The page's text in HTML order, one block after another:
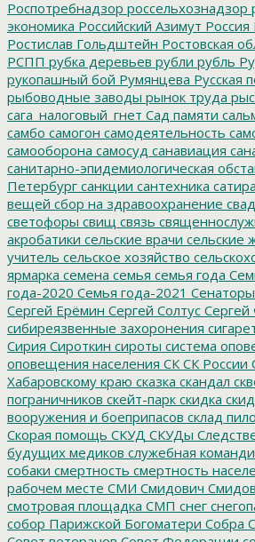
Роспотребнадзор россельхознадзор
экономика Российский Азимут Россия
Ростислав Гольдштейн Ростовская
РСПП рубка деревьев рубли рубль
рукопашный бой Румянцева Русская
рыбоводные заводы рынок труда
сага_налоговый_гнет Сад памяти
самбо самогон самодеятельность
самооборона самосуд санавиация
санитарно-эпидемиологическая
Петербург санкции сантехника сатира
вещей сбор на здравоохранение
светофоры свищ связь
акробатики сельские врачи сельские
учитель сельское хозяйство
ярмарка семена семья семья года
года-2020 Семья года-2021 Сенаторы
Сергей Ерёмин Сергей Солтус Сергей
сибиреязвенные захоронения
Сирия Сироткин сироты система
оповещения населения СК СК России
Хабаровскому краю сказка скандал
пограничников скейт-парк скидка
вооружения и боеприпасов склад
Скорая помощь СКУД СКУДы
будущих медиков служебная
собаки смертность смертность
рабочем месте СМИ Смидович
смотровая площадка СМП снег
собор Парижской Богоматери Собра